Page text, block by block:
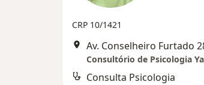
CRP 10/1421
Consultório de Psicologia
Consulta Psicologia